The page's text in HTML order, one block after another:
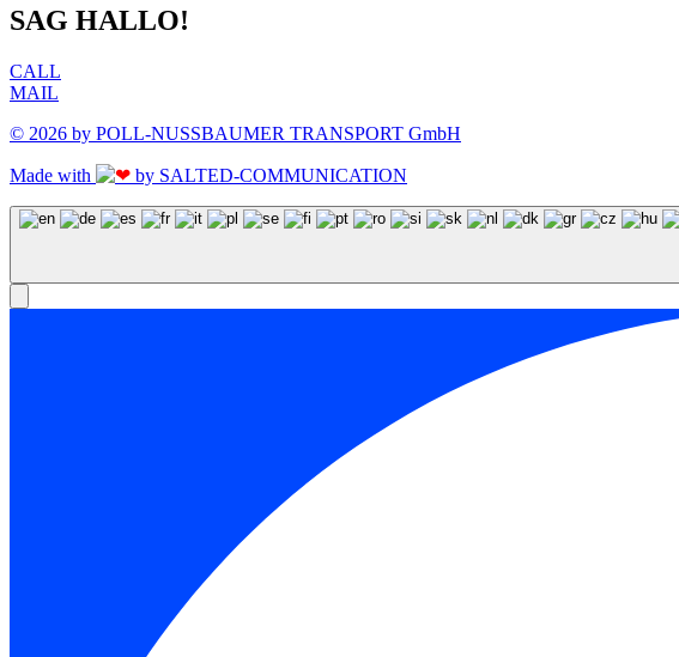
SAG HALLO!
CALL
MAIL
© 2026 by POLL-NUSSBAUMER TRANSPORT GmbH
Made with by SALTED-COMMUNICATION